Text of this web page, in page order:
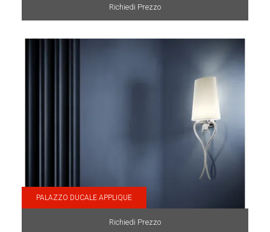
Richiedi Prezzo
PALAZZO DUCALE APPLIQUE
Richiedi Prezzo